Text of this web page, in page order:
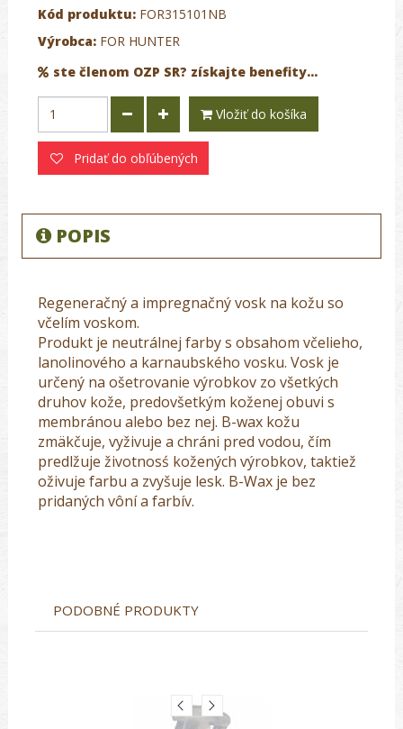
Kód produktu: FOR315101NB
Výrobca: FOR HUNTER
ste členom OZP SR? získajte benefity...
Vložiť do košíka
Pridať do obľúbených
POPIS
Regeneračný a impregnačný vosk na kožu so
včelím voskom.
Produkt je neutrálnej farby s obsahom včelieho,
lanolinového a karnaubského vosku. Vosk je
určený na ošetrovanie výrobkov zo všetkých
druhov kože, predovšetkým koženej obuvi s
membránou alebo bez nej. B-wax kožu
zmäkčuje, vyživuje a chráni pred vodou, čím
predlžuje životnosś kožených výrobkov, taktiež
oživuje farbu a zvyšuje lesk. B-Wax je bez
pridaných vôní a farbív.
PODOBNÉ PRODUKTY